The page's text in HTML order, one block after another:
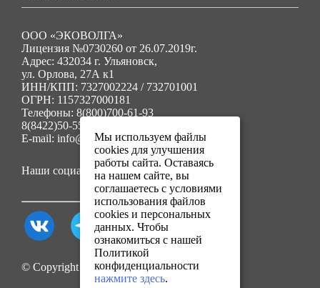
ООО «ЭКОВОЛГА»
Лицензия №0730260 от 26.07.2019г.
Адрес: 432034 г. Ульяновск,
ул. Орлова, 27А к1
ИНН/КПП: 7327002224 / 732701001
ОГРН: 1157327000181
Телефоны: 8(800)700-61-93
8(8422)50-55-91
E-mail: info@ecovolga73.ru
Наши социальные сети:
© Copyright 2025. Все права защищены.
Мы используем файлы
cookies для улучшения
работы сайта. Оставаясь
на нашем сайте, вы
соглашаетесь с условиями
использования файлов
cookies и персональных
данных. Чтобы
ознакомиться с нашей
Политикой
конфиденциальности
нажмите здесь.